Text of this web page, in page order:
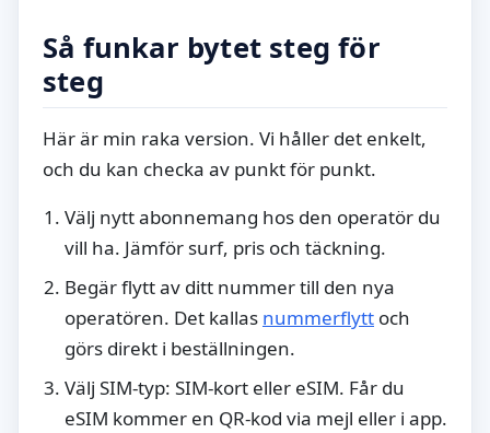
Så funkar bytet steg för
steg
Här är min raka version. Vi håller det enkelt,
och du kan checka av punkt för punkt.
Välj nytt abonnemang hos den operatör du
vill ha. Jämför surf, pris och täckning.
Begär flytt av ditt nummer till den nya
operatören. Det kallas nummerflytt och
görs direkt i beställningen.
Välj SIM-typ: SIM-kort eller eSIM. Får du
eSIM kommer en QR-kod via mejl eller i app.